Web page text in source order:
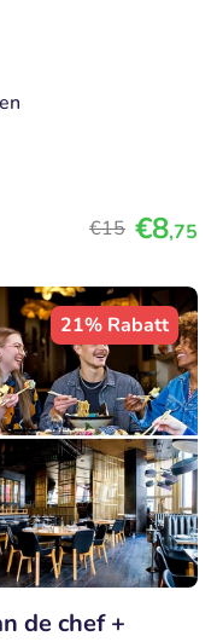
€15 €8,75
21% Rabatt
de chef +